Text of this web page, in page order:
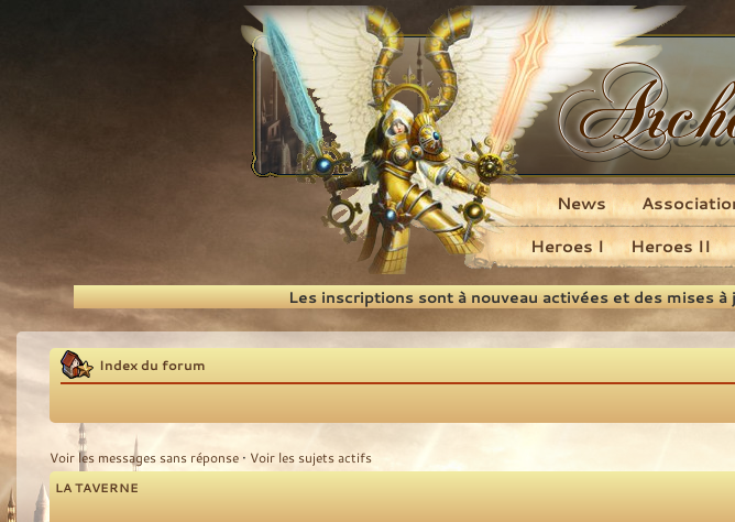
Recherche
Heroes I Heroes II
News
Les inscriptions sont à nouveau activées et des mises
Index du forum
Voir les messages sans réponse • Voir les sujets actifs
LA TAVERNE